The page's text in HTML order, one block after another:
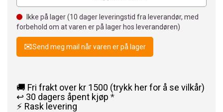
Ikke på lager (10 dager leveringstid fra leverandør, med
forbehold om at varen er på lager hos leverandøren)
Send meg mail når varen er på lager
🚚 Fri frakt over kr 1500 (trykk her for å se vilkår)
↩️ 30 dagers åpent kjøp *
⚡ Rask levering